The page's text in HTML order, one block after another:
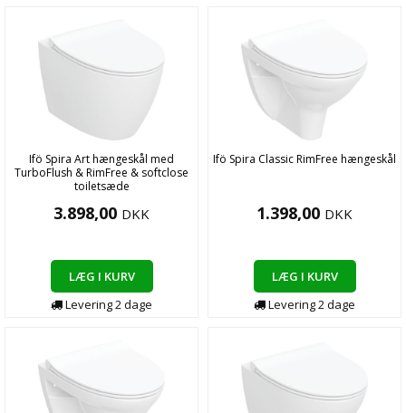
Ifö Spira Art hængeskål med
TurboFlush & RimFree & softclose
toiletsæde
3.898,00 DKK
LÆG I KURV
Levering2dage
Ifö Spira Classic RimFree hængeskål
1.398,00 DKK
LÆG I KURV
Levering2dage